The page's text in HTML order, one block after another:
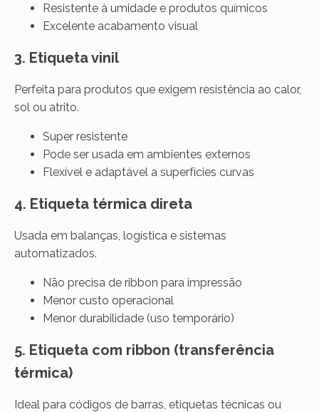
Resistente à umidade e produtos químicos
Excelente acabamento visual
3. Etiqueta vinil
Perfeita para produtos que exigem resistência ao calor,
sol ou atrito.
Super resistente
Pode ser usada em ambientes externos
Flexível e adaptável a superfícies curvas
4. Etiqueta térmica direta
Usada em balanças, logística e sistemas
automatizados.
Não precisa de ribbon para impressão
Menor custo operacional
Menor durabilidade (uso temporário)
5. Etiqueta com ribbon (transferência
térmica)
Ideal para códigos de barras, etiquetas técnicas ou